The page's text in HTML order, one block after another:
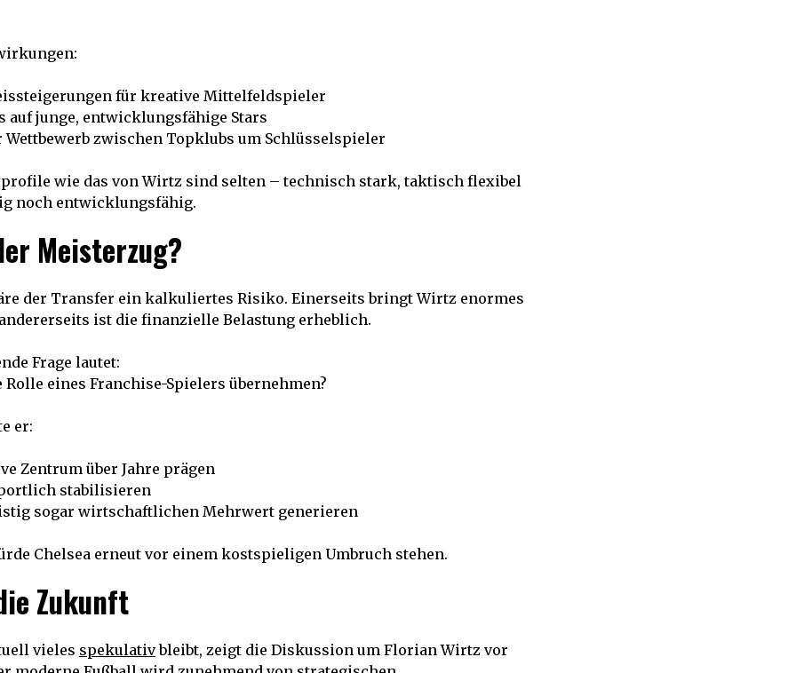
für kreative Mittelfeldspieler
auf junge, entwicklungsfähige Stars
zwischen Topklubs um Schlüsselspieler
wie das von Wirtz sind selten – technisch stark, taktisch flexibel
noch entwicklungsfähig.
Meisterzug?
der Transfer ein kalkuliertes Risiko. Einerseits bringt Wirtz enormes
ist die finanzielle Belastung erheblich.
Frage lautet:
eines Franchise-Spielers übernehmen?
er:
Zentrum über Jahre prägen
stabilisieren
sogar wirtschaftlichen Mehrwert generieren
Chelsea erneut vor einem kostspieligen Umbruch stehen.
Zukunft
vieles spekulativbleibt, zeigt die Diskussion um Florian Wirtz vor